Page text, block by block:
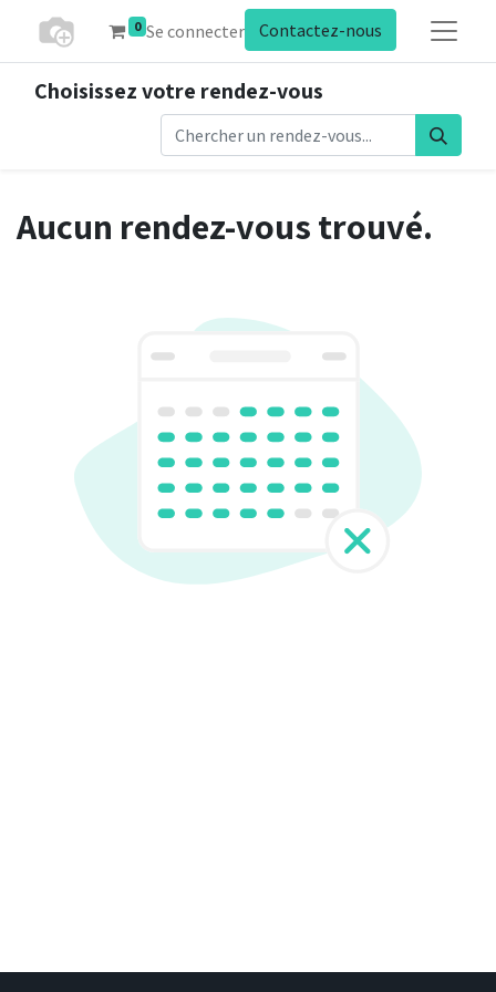
0 Se connecter Contactez-nous
Choisissez votre rendez-vous
Aucun rendez-vous trouvé.